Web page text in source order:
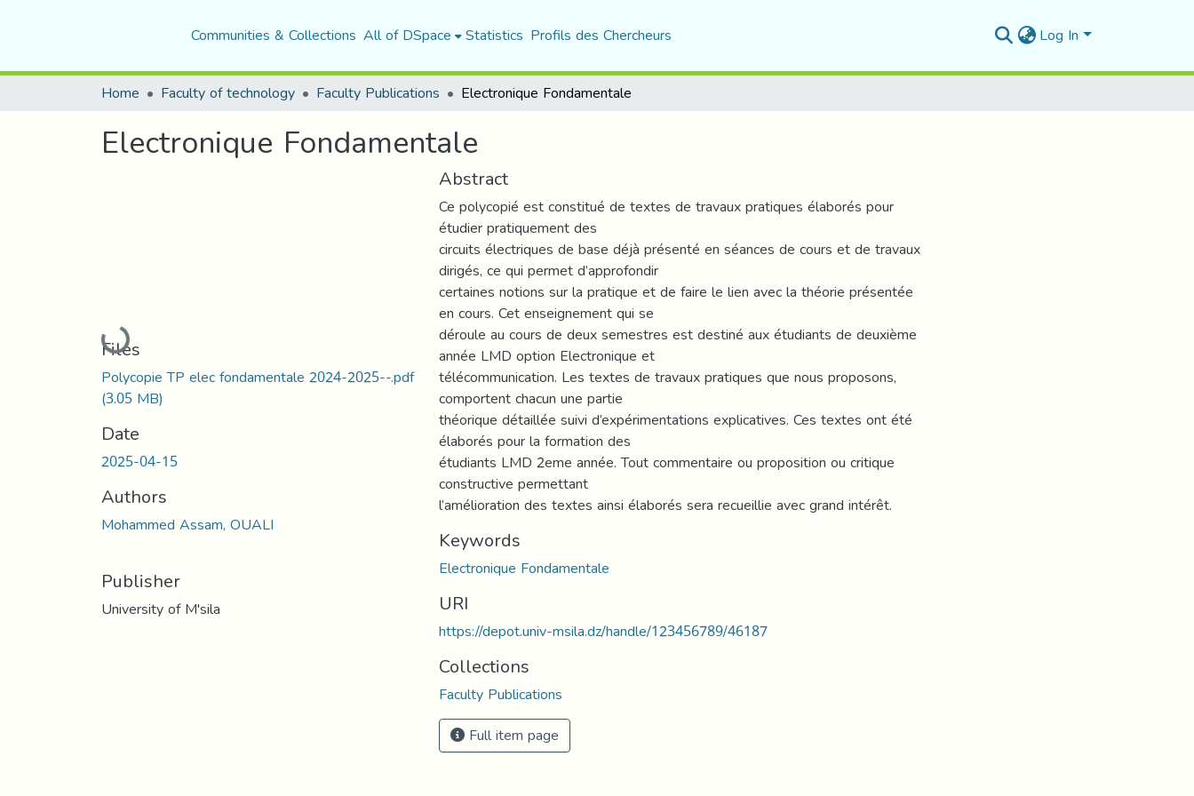
Communities & Collections All of DSpace Statistics Profils des Chercheurs Log In
Home Faculty of technology Faculty Publications Electronique Fondamentale
Electronique Fondamentale
Loading...
Files
Polycopie TP elec fondamentale 2024-2025--.pdf
(3.05 MB)
Date
2025-04-15
Authors
Mohammed Assam, OUALI
Publisher
University of M'sila
Abstract
Ce polycopié est constitué de textes de travaux pratiques élaborés pour
étudier pratiquement des
circuits électriques de base déjà présenté en séances de cours et de travaux
dirigés, ce qui permet d’approfondir
certaines notions sur la pratique et de faire le lien avec la théorie présentée
en cours. Cet enseignement qui se
déroule au cours de deux semestres est destiné aux étudiants de deuxième
année LMD option Electronique et
télécommunication. Les textes de travaux pratiques que nous proposons,
comportent chacun une partie
théorique détaillée suivi d’expérimentations explicatives. Ces textes ont été
élaborés pour la formation des
étudiants LMD 2eme année. Tout commentaire ou proposition ou critique
constructive permettant
l’amélioration des textes ainsi élaborés sera recueillie avec grand intérêt.
Keywords
Electronique Fondamentale
URI
https://depot.univ-msila.dz/handle/123456789/46187
Collections
Faculty Publications
Full item page